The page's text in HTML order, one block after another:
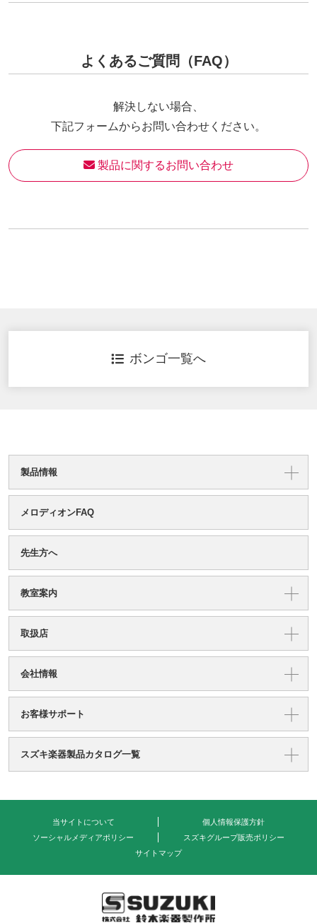
よくあるご質問（FAQ）
解決しない場合、
下記フォームからお問い合わせください。
製品に関するお問い合わせ
ボンゴ一覧へ
製品情報
メロディオンFAQ
先生方へ
教室案内
取扱店
会社情報
お客様サポート
スズキ楽器製品カタログ一覧
当サイトについて
個人情報保護方針
ソーシャルメディアポリシー
スズキグループ販売ポリシー
サイトマップ